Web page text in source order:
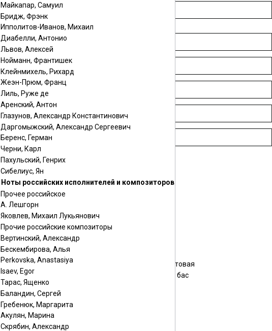
Майкапар, Самуил
Бридж, Фрэнк
Ипполитов-Иванов, Михаил
Диабелли, Антонио
Львов, Алексей
Нойманн, Франтишек
Клейнмихель, Рихард
Жеэн-Прюм, Франц
Лиль, Руже де
Аренский, Антон
Глазунов, Александр Константинович
Даргомыжский, Александр Сергеевич
Беренс, Герман
Черни, Карл
Пахульский, Генрих
Сибелиус, Ян
Ноты российских исполнителей и композиторов
Прочее российское
А. Лешгорн
Яковлев, Михаил Лукьянович
Прочие российские композиторы
Вертинский, Александр
Бескембирова, Алья
Perkovska, Anastasiya
Isaev, Egor
Тарас, Ященко
Баландин, Сергей
Гребенюк, Маргарита
Акулян, Марина
Скрябин, Александр
фортепиано
голос
скрипка
аккордеон
оркестр
домра
домра малая
домра альтовая
балалайка прима
балалайка бас
бас
виолончель
хор
саксофон альт